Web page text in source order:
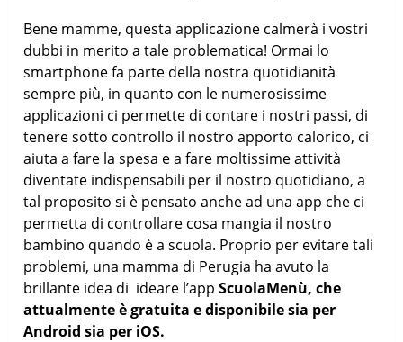
Bene mamme, questa applicazione calmerà i vostri
dubbi in merito a tale problematica! Ormai lo
smartphone fa parte della nostra quotidianità
sempre più, in quanto con le numerosissime
applicazioni ci permette di contare i nostri passi, di
tenere sotto controllo il nostro apporto calorico, ci
aiuta a fare la spesa e a fare moltissime attività
diventate indispensabili per il nostro quotidiano, a
tal proposito si è pensato anche ad una app che ci
permetta di controllare cosa mangia il nostro
bambino quando è a scuola. Proprio per evitare tali
problemi, una mamma di Perugia ha avuto la
brillante idea di ideare l’appScuolaMenù, che
attualmente è gratuita e disponibile sia per
Android sia per iOS.